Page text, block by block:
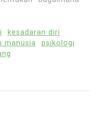
kesadaran diri
manusia
psikologi